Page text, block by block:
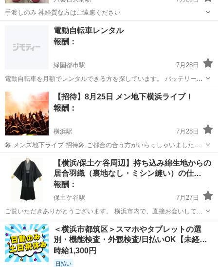
手渡しのみ 神経質な方はご遠慮ください
横浜市 六会日大前駅
電動自転車レンタル
報酬：
緑園都市駅
7月28日
電動自転車を月額でレンタルできる方を探しています。 バッテリーは
12.0Ah、16.0Ahの自転車を希望しています。 横浜市 (戸塚区、東戸
塚) 受け渡し場所や条件など、相談できればと思います。 よろしくお
願いします！
神奈川 横浜市 緑園都市駅 手伝って/助けて
【招待】8月25日 メン地下横浜ライブ！
報酬：
横浜駅
7月28日
🎤 メンズ地下ライブ 招待🎤 ご都合の合う方がいらっしゃいました
ら、ぜひよろしくお願いいたします！ ━━━━━━━━━━━━━━
📅 日時 2026年8月25日（火） 15:45～17:45頃（予定） 📍 会場 横浜
1...
神奈川 横浜駅 手伝って/助けて 地下アイドル
【横浜/保土ケ谷周辺】持ち込み綿生地からの
居合羽織（裏地なし・ミシン縫い）の仕…
報酬：
保土ケ谷駅
7月27日
ご覧いただきありがとうございます。 横浜市内で、直接お会いして採
寸・打ち合わせの上、居合用の羽織をミシンで仕立ててくださる個人
の職人さん、または裁縫が得意な方を募集いたします。 【依頼内容】
・武道（薬丸自顕流）の練習用...
神奈川 横浜市 保土ケ谷駅 手伝って/助けて
＜横浜市都筑区＞スマホやタブレットの選
別・機能検査・外観検査/日払いOK【未経…
時給1,300円
日払い